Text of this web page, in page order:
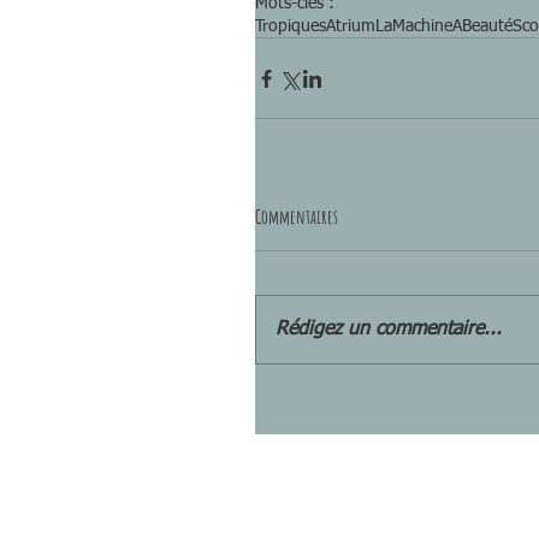
Mots-clés :
TropiquesAtrium LaMachineABeauté
Commentaires
Rédigez un commentaire...